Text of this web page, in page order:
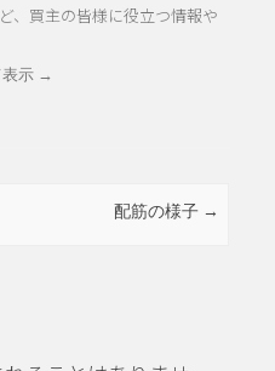
、買主の皆様に役立つ情報や
表示 →
配筋の様子 →